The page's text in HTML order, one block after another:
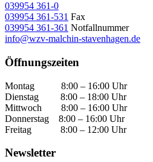
039954 361-0
039954 361-531 Fax
039954 361-361 Notfallnummer
info@wzv-malchin-stavenhagen.de
Öffnungszeiten
Montag 8:00 – 16:00 Uhr
Dienstag 8:00 – 18:00 Uhr
Mittwoch 8:00 – 16:00 Uhr
Donnerstag 8:00 – 16:00 Uhr
Freitag 8:00 – 12:00 Uhr
Newsletter